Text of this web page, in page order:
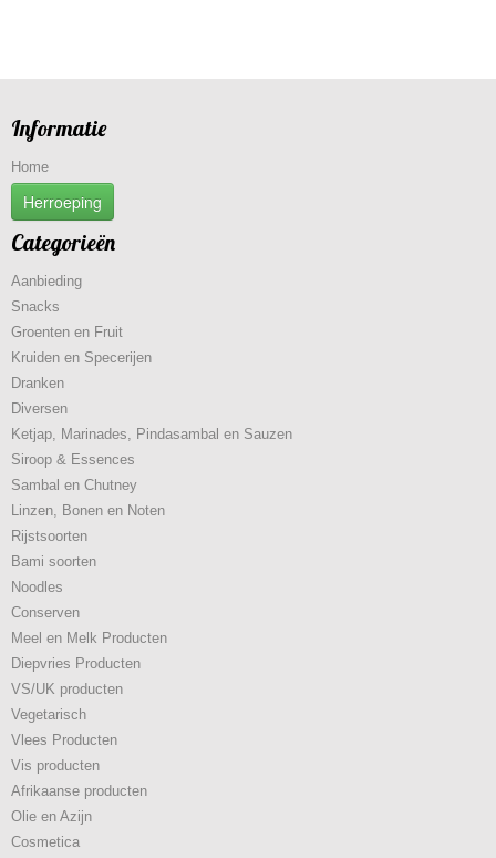
Informatie
Home
Herroeping
Categorieën
Aanbieding
Snacks
Groenten en Fruit
Kruiden en Specerijen
Dranken
Diversen
Ketjap, Marinades, Pindasambal en Sauzen
Siroop & Essences
Sambal en Chutney
Linzen, Bonen en Noten
Rijstsoorten
Bami soorten
Noodles
Conserven
Meel en Melk Producten
Diepvries Producten
VS/UK producten
Vegetarisch
Vlees Producten
Vis producten
Afrikaanse producten
Olie en Azijn
Cosmetica